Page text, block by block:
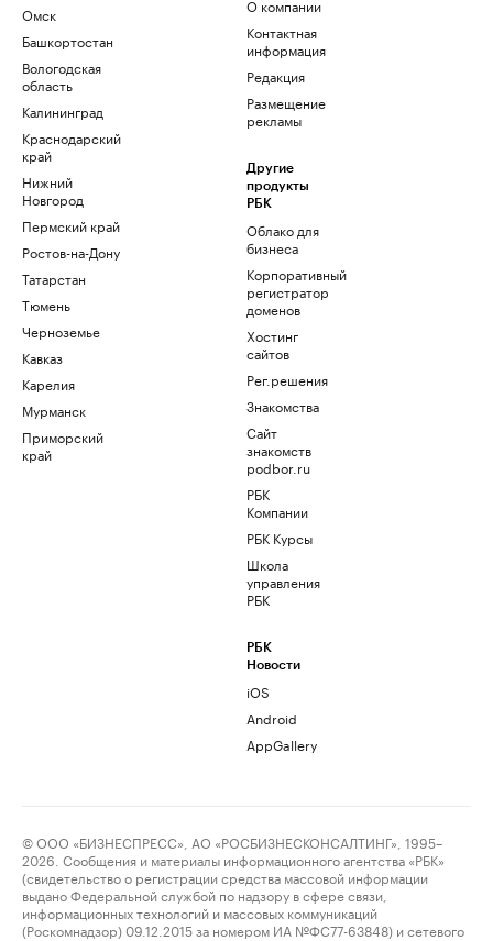
Омск
Башкортостан
Вологодская
область
Калининград
Краснодарский
край
Нижний
Новгород
Пермский край
Ростов-на-Дону
Татарстан
Тюмень
Черноземье
Кавказ
Карелия
Мурманск
Приморский
край
О компании
Контактная
информация
Редакция
Размещение
рекламы
Другие
продукты
РБК
Облако для
бизнеса
Корпоративный
регистратор
доменов
Хостинг
сайтов
Рег.решения
Знакомства
Сайт
знакомств
podbor.ru
РБК
Компании
РБК Курсы
Школа
управления
РБК
РБК
Новости
iOS
Android
AppGallery
© ООО «БИЗНЕСПРЕСС», АО «РОСБИЗНЕСКОНСАЛТИНГ», 1995–
2026. Сообщения и материалы информационного агентства «РБК»
(свидетельство о регистрации средства массовой информации
выдано Федеральной службой по надзору в сфере связи,
информационных технологий и массовых коммуникаций
(Роскомнадзор) 09.12.2015 за номером ИА №ФС77-63848) и сетевого